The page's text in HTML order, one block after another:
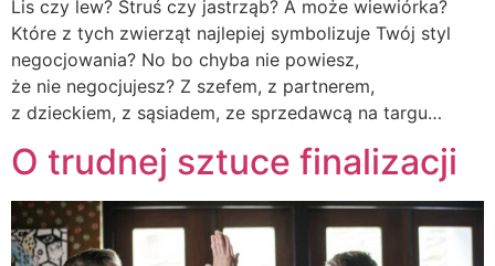
Lis czy lew? Struś czy jastrząb? A może wiewiórka?
Które z tych zwierząt najlepiej symbolizuje Twój styl
negocjowania? No bo chyba nie powiesz,
że nie negocjujesz? Z szefem, z partnerem,
z dzieckiem, z sąsiadem, ze sprzedawcą na targu…
O trudnej sztuce finalizacji